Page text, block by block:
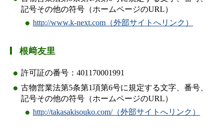
記号その他の符号（ホームページのURL）
http://www.k-next.com（外部サイトへリンク）
根﨑友里
許可証の番号：401170001991
古物営業法第5条第1項第6号に規定する文字、番号、
記号その他の符号（ホームページのURL）
http://takasakisouko.com/（外部サイトへリンク）